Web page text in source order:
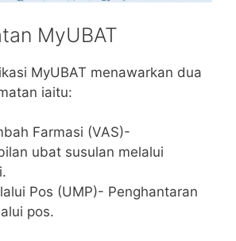
MyUBAT
MyUBAT menawarkan dua
iaitu:
Farmasi (VAS)-
ubat susulan melalui
Pos (UMP)- Penghantaran
pos.